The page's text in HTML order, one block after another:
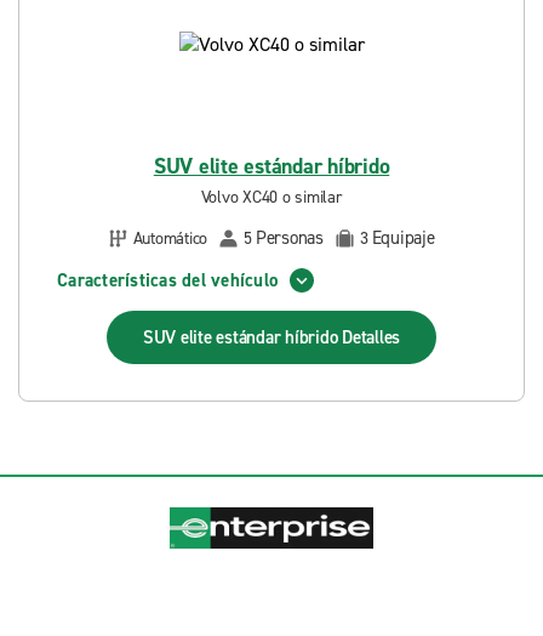
SUV elite estándar híbrido
Volvo XC40 o similar
Automático
5 Personas 3 Equipaje
Características del vehículo
SUV elite estándar híbrido Detalles